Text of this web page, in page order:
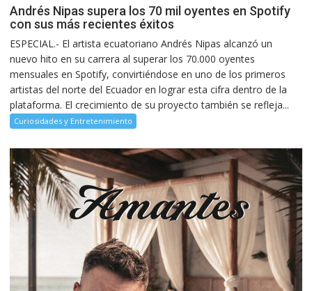
Andrés Nipas supera los 70 mil oyentes en Spotify
con sus más recientes éxitos
ESPECIAL.- El artista ecuatoriano Andrés Nipas alcanzó un
nuevo hito en su carrera al superar los 70.000 oyentes
mensuales en Spotify, convirtiéndose en uno de los primeros
artistas del norte del Ecuador en lograr esta cifra dentro de la
plataforma. El crecimiento de su proyecto también se refleja...
Curiosidades y Entretenimiento